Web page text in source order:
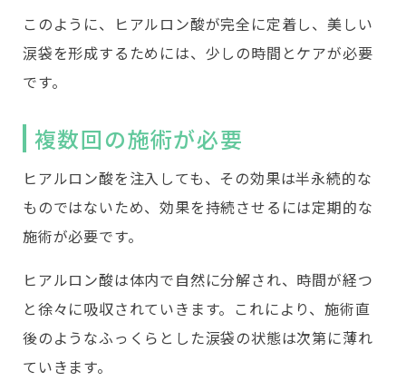
このように、ヒアルロン酸が完全に定着し、美しい
涙袋を形成するためには、少しの時間とケアが必要
です。
複数回の施術が必要
ヒアルロン酸を注入しても、その効果は半永続的な
ものではないため、効果を持続させるには定期的な
施術が必要です。
ヒアルロン酸は体内で自然に分解され、時間が経つ
と徐々に吸収されていきます。これにより、施術直
後のようなふっくらとした涙袋の状態は次第に薄れ
ていきます。